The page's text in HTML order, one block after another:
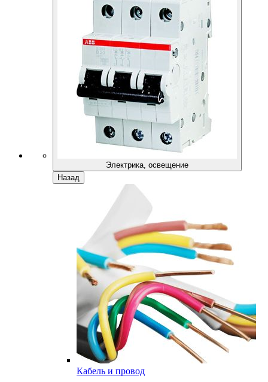
Электрика, освещение
Назад
Кабель и провод